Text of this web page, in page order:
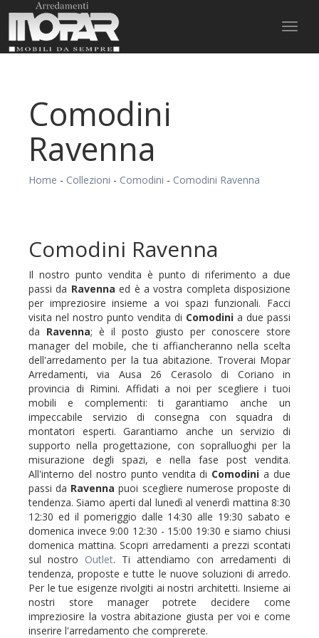
Comodini
Ravenna
Home - Collezioni - Comodini - Comodini Ravenna
Comodini Ravenna
Il nostro punto vendita è punto di riferimento a due
passi da Ravenna ed è a vostra completa disposizione
per impreziosire insieme a voi spazi funzionali. Facci
visita nel nostro punto vendita di Comodini a due passi
da Ravenna; è il posto giusto per conoscere store
manager del mobile, che ti affiancheranno nella scelta
dell'arredamento per la tua abitazione. Troverai Mopar
Arredamenti, via Ausa 26 Cerasolo di Coriano in
provincia di Rimini. Affidati a noi per scegliere i tuoi
mobili e complementi: ti garantiamo anche un
impeccabile servizio di consegna con squadra di
montatori esperti. Garantiamo anche un servizio di
supporto nella progettazione, con sopralluoghi per la
misurazione degli spazi, e nella fase post vendita.
All'interno del nostro punto vendita di Comodini a due
passi da Ravenna puoi scegliere numerose proposte di
tendenza. Siamo aperti dal lunedì al venerdì mattina 8:30
12:30 ed il pomeriggio dalle 14:30 alle 19:30 sabato e
domenica invece 9:00 12:30 - 15:00 19:30 e siamo chiusi
domenica mattina. Scopri arredamenti a prezzi scontati
sul nostro Outlet. Ti attendiamo con arredamenti di
tendenza, proposte e tutte le nuove soluzioni di arredo.
Per le tue esigenze rivolgiti ai nostri architetti. Insieme ai
nostri store manager potrete decidere come
impreziosire la vostra abitazione giusta per voi e come
inserire l'arredamento che comprerete.